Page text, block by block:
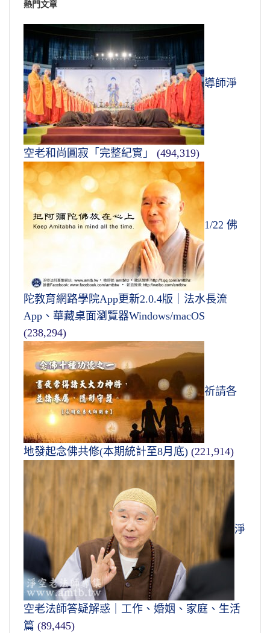
熱門文章
導師淨
空老和尚圓寂「完整紀實」 (494,319)
1/22 佛
陀教育網路學院App更新2.0.4版｜法水長流
App、華藏桌面瀏覽器Windows/macOS
(238,294)
祈請各
地發起念佛共修(本期統計至8月底) (221,914)
淨
空老法師答疑解惑｜工作、婚姻、家庭、生活
篇 (89,445)